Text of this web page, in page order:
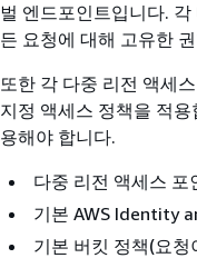
벌 엔드포인트입니다.
든 요청에 대해 고유한
또한 각 다중 리전 액세
지정 액세스 정책을 적
용해야 합니다.
다중 리전 액세스 포
기본 AWS Identity
기본 버킷 정책(요